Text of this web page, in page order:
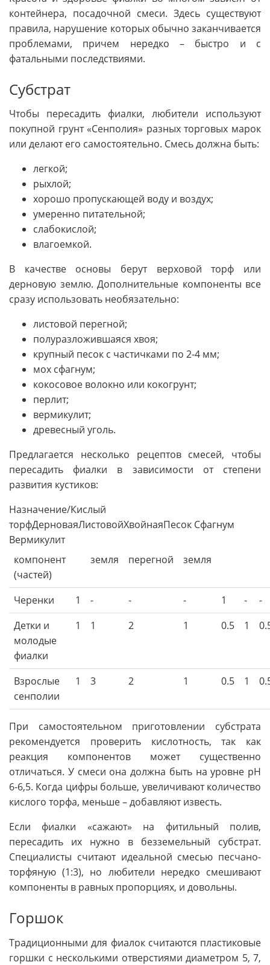
контейнера, посадочной смеси. Здесь существуют
правила, нарушение которых обычно заканчивается
проблемами, причем нередко – быстро и с
фатальными последствиями.
Субстрат
Чтобы пересадить фиалки, любители используют
покупной грунт «Сенполия» разных торговых марок
или делают его самостоятельно. Смесь должна быть:
легкой;
рыхлой;
хорошо пропускающей воду и воздух;
умеренно питательной;
слабокислой;
влагоемкой.
В качестве основы берут верховой торф или
дерновую землю. Дополнительные компоненты все
сразу использовать необязательно:
листовой перегной;
полуразложившаяся хвоя;
крупный песок с частичками по 2-4 мм;
мох сфагнум;
кокосовое волокно или кокогрунт;
перлит;
вермикулит;
древесный уголь.
Предлагается несколько рецептов смесей, чтобы
пересадить фиалки в зависимости от степени
развития кустиков:
Назначение/Кислый
торфДерноваяЛистовойХвойнаяПесок Сфагнум
Вермикулит
компонент
(частей)
земля перегной земля
Черенки 1 - - - 1 -
-
Детки и
молодые
фиалки
1 1 2 1 0.5 1
Взрослые
сенполии
1 3 2 1 0.5 1
При самостоятельном приготовлении субстрата
рекомендуется проверить кислотность, так как
реакция компонентов может существенно
отличаться. У смеси она должна быть на уровне рН
6-6,5. Когда цифры больше, увеличивают количество
кислого торфа, меньше – добавляют известь.
Если фиалки «сажают» на фитильный полив,
пересадить их нужно в безземельный субстрат.
Специалисты считают идеальной смесью песчано-
торфяную (1:3), но любители нередко смешивают
компоненты в равных пропорциях, и довольны.
Горшок
Традиционными для фиалок считаются пластиковые
горшки с несколькими отверстиями диаметром 5, 7,